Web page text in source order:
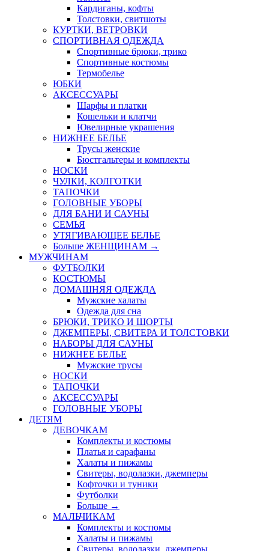
Кардиганы, кофты
Толстовки, свитшоты
КУРТКИ, ВЕТРОВКИ
СПОРТИВНАЯ ОДЕЖДА
Спортивные брюки, трико
Спортивные костюмы
Термобелье
ЮБКИ
AКСЕССУАРЫ
Шарфы и платки
Кошельки и клатчи
Ювелирные украшения
НИЖНЕЕ БЕЛЬЕ
Трусы женские
Бюстгальтеры и комплекты
НОСКИ
ЧУЛКИ, КОЛГОТКИ
ТАПОЧКИ
ГОЛОВНЫЕ УБОРЫ
ДЛЯ БАНИ И САУНЫ
СЕМЬЯ
УТЯГИВАЮЩЕЕ БЕЛЬЕ
Больше ЖЕНЩИНАМ →
МУЖЧИНАМ
ФУТБОЛКИ
КОСТЮМЫ
ДОМАШНЯЯ ОДЕЖДА
Мужские халаты
Одежда для сна
БРЮКИ, ТРИКО И ШОРТЫ
ДЖЕМПЕРЫ, СВИТЕРА И ТОЛСТОВКИ
НАБОРЫ ДЛЯ САУНЫ
НИЖНЕЕ БЕЛЬЕ
Мужские трусы
НОСКИ
ТАПОЧКИ
АКСЕССУАРЫ
ГОЛОВНЫЕ УБОРЫ
ДЕТЯМ
ДЕВОЧКАМ
Комплекты и костюмы
Платья и сарафаны
Халаты и пижамы
Свитеры, водолазки, джемперы
Кофточки и туники
Футболки
Больше →
МАЛЬЧИКАМ
Комплекты и костюмы
Халаты и пижамы
Свитеры, водолазки, джемперы